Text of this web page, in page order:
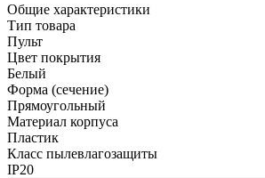
Общие характеристики
Тип товара
Пульт
Цвет покрытия
Белый
Форма (сечение)
Прямоугольный
Материал корпуса
Пластик
Класс пылевлагозащиты
IP20